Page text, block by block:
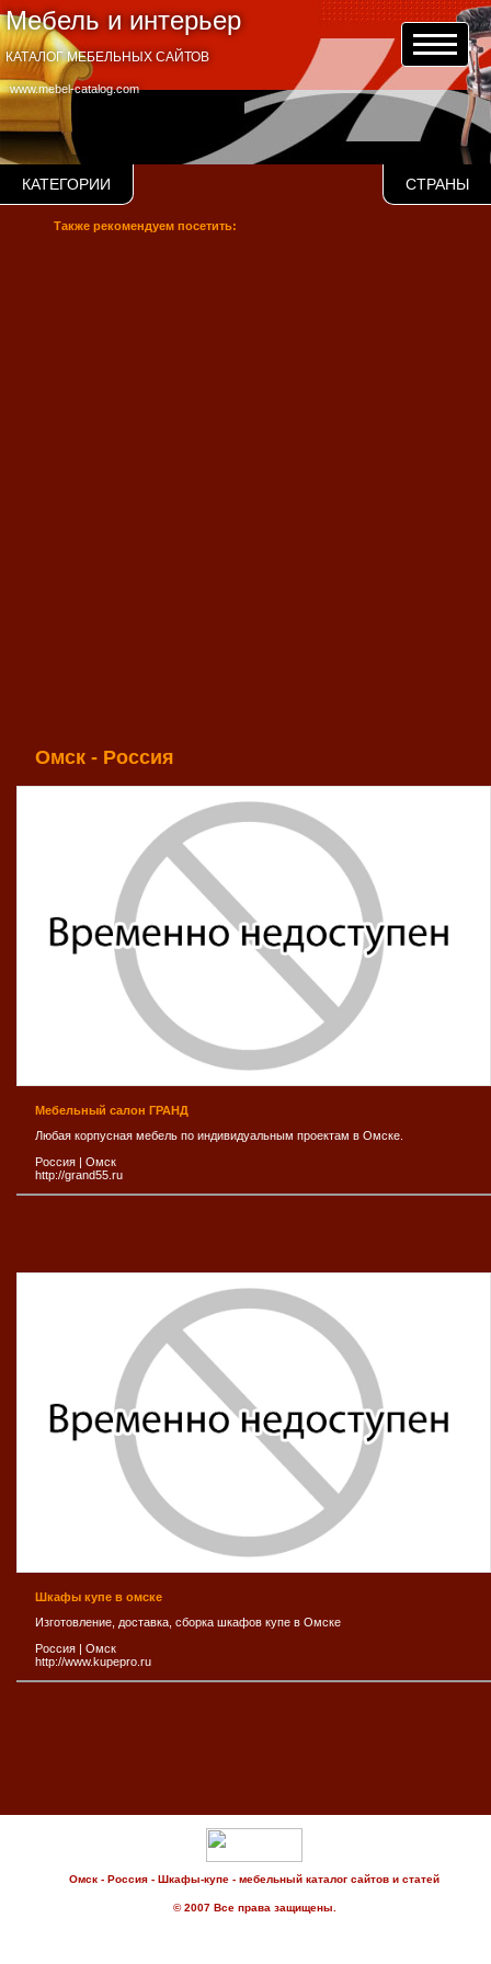
Мебель и интерьер
www.mebel-catalog.com
КАТАЛОГ МЕБЕЛЬНЫХ САЙТОВ
КАТЕГОРИИ СТРАНЫ
Также рекомендуем посетить:
Омск - Россия
Мебельный салон ГРАНД
Любая корпусная мебель по индивидуальным проектам в Омске.
Россия | Омск
http://grand55.ru
Шкафы купе в омске
Изготовление, доставка, сборка шкафов купе в Омске
Россия | Омск
http://www.kupepro.ru
Омск - Россия - Шкафы-купе - мебельный каталог сайтов и статей
© 2007 Все права защищены.